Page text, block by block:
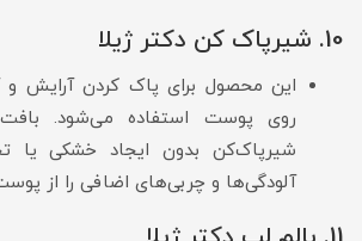
10. شیرپاک‌ کن دکتر ژیلا
این محصول برای پاک کردن آرایش و
روی پوست استفاده می‌شود.
شیرپاک‌کن بدون ایجاد خشکی یا
آلودگی‌ها و چربی‌های اضافی را از